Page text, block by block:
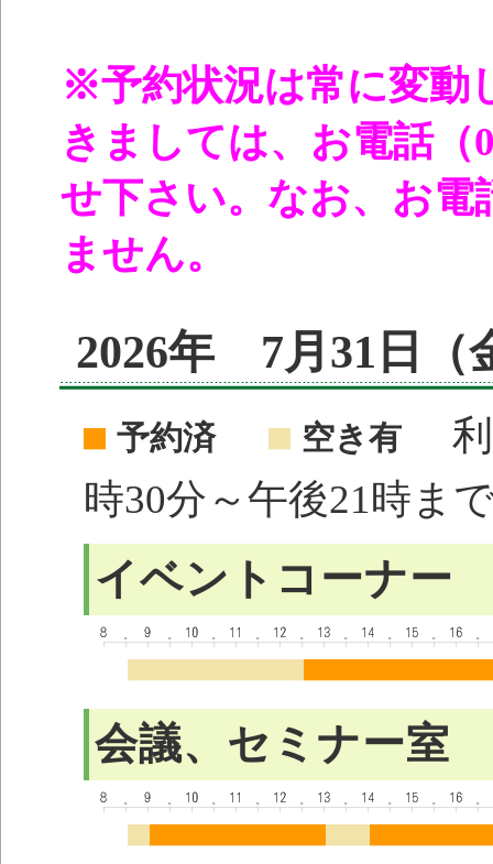
※予約状況は常に変動
きましては、お電話（
せ下さい。なお、お電
ません。
2026年 7月31日（
予約済 空き有
利
時30分～午後21時ま
イベントコーナー
会議、セミナー室